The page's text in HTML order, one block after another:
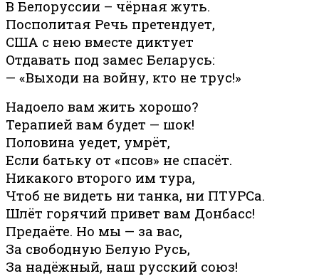
В Белоруссии – чёрная жуть.
Посполитая Речь претендует,
США с нею вместе диктует
Отдавать под замес Беларусь:
— «Выходи на войну, кто не трус!»
Надоело вам жить хорошо?
Терапией вам будет — шок!
Половина уедет, умрёт,
Если батьку от «псов» не спасёт.
Никакого второго им тура,
Чтоб не видеть ни танка, ни ПТУРСа.
Шлёт горячий привет вам Донбасс!
Предаёте. Но мы — за вас,
За свободную Белую Русь,
За надёжный, наш русский союз!